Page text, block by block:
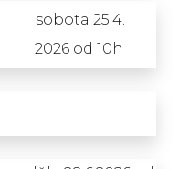
sobota 25.4.
2026 od 10h